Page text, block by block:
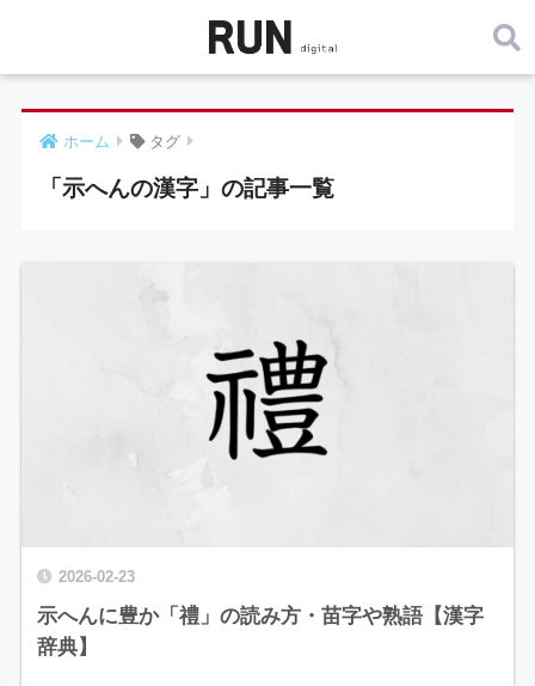
ホーム タグ
「示へんの漢字」の記事一覧
2026-02-23
示へんに豊か「禮」の読み方・苗字や熟語【漢字
辞典】